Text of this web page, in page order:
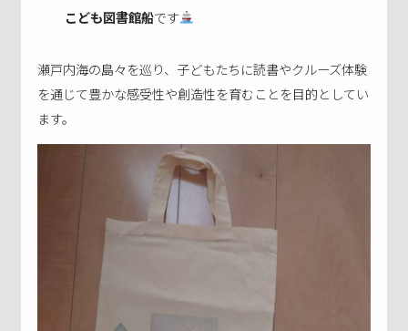
こども図書館船です
瀬戸内海の島々を巡り、子どもたちに読書やクルーズ体験
を通じて豊かな感受性や創造性を育むことを目的としてい
ます。